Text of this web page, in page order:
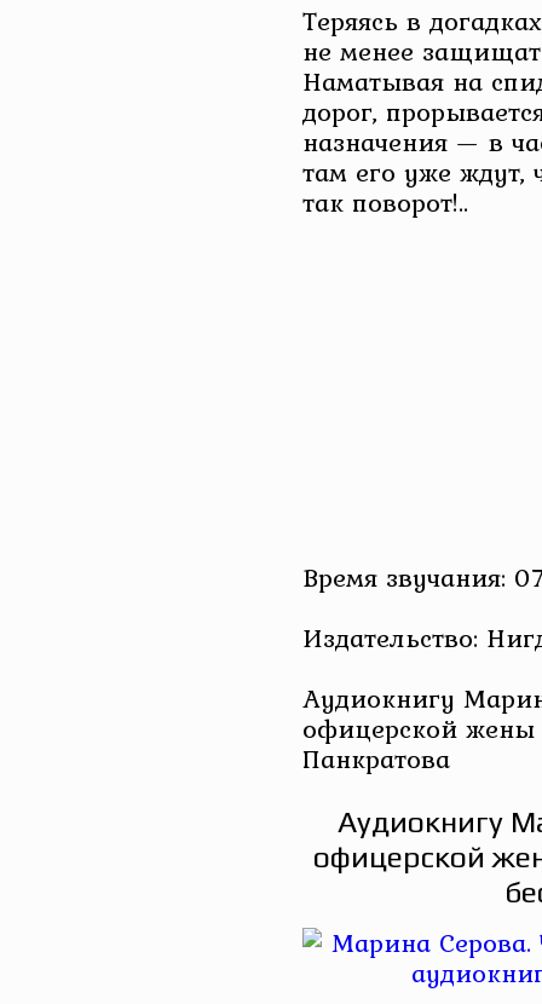
Теряясь в
не менее
Наматывая на
дорог,
назначения — в
там его уже ждут,
так поворот!..
Время звучания:
Издательство:
Аудиокнигу
офицерской
Панкратова
Аудиокнигу
офицерской